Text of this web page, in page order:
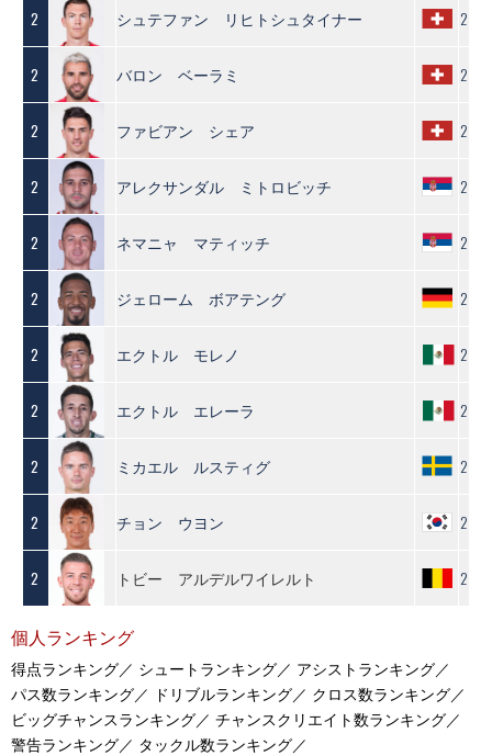
2 シュテファン リヒトシュタイナー 2
2 バロン ベーラミ 2
2 ファビアン シェア 2
2 アレクサンダル ミトロビッチ 2
2 ネマニャ マティッチ 2
2 ジェローム ボアテング 2
2 エクトル モレノ 2
2 エクトル エレーラ 2
2 ミカエル ルスティグ 2
2 チョン ウヨン 2
2 トビー アルデルワイレルト 2
個人ランキング
得点ランキング／ シュートランキング／ アシストランキング／
パス数ランキング／
ドリブルランキング／ クロス数ランキング／
ビッグチャンスランキング／ チャンスクリエイト数ランキング／
警告ランキング／ タックル数ランキング／